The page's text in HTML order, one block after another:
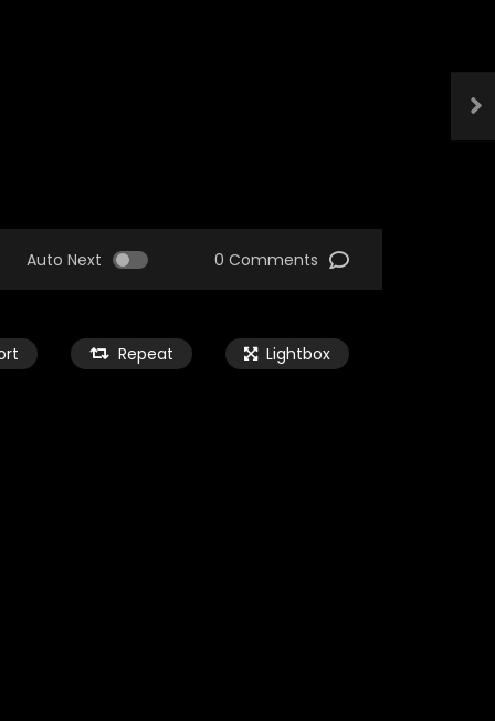
Auto Next 0 Comments
Repeat Lightbox